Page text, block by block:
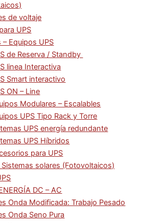
de voltaje
UPS
– Equipos UPS
de Reserva / Standby
linea Interactiva
Smart interactivo
ON – Line
Modulares – Escalables
UPS Tipo Rack y Torre
UPS energía redundante
UPS Híbridos
para UPS
Sistemas solares (Fotovoltaicos)
DC – AC
Onda Modificada: Trabajo Pesado
Onda Seno Pura